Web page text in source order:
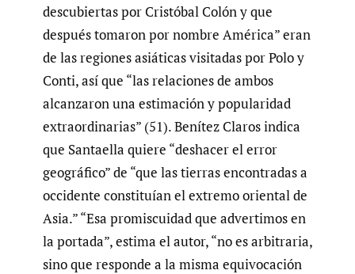
descubiertas por Cristóbal Colón y que
después tomaron por nombre América” eran
de las regiones asiáticas visitadas por Polo y
Conti, así que “las relaciones de ambos
alcanzaron una estimación y popularidad
extraordinarias” (51). Benítez Claros indica
que Santaella quiere “deshacer el error
geográfico” de “que las tierras encontradas a
occidente constituían el extremo oriental de
Asia.” “Esa promiscuidad que advertimos en
la portada”, estima el autor, “no es arbitraria,
sino que responde a la misma equivocación